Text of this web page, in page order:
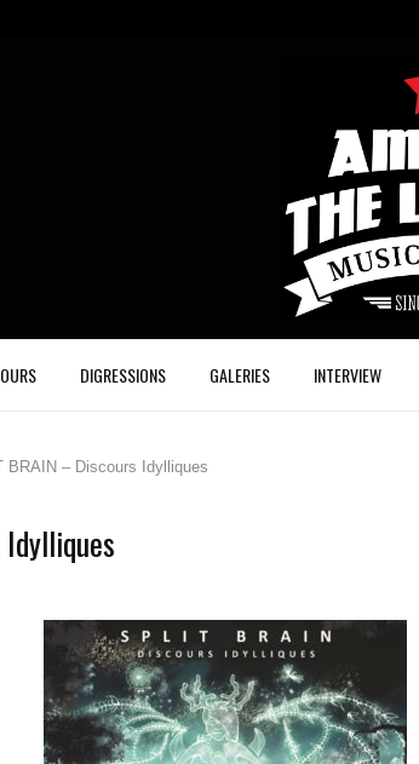
DIGRESSIONS GALERIES INTERVIEW
BRAIN – Discours Idylliques